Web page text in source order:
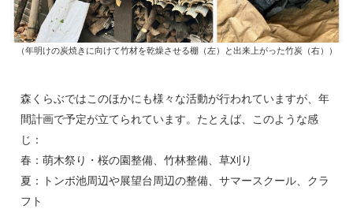
（年明けの炭焼きに向けて竹材を乾燥させる棚（左）と出来上がった竹炭（右））
森くらぶではこのほかにも様々な活動が行われていますが、年
間計画で予定が立てられています。たとえば、このような感
じ：
春：萌木祭り・桜の園整備、竹林整備、草刈り
夏：トンボ池周辺や展望台周辺の整備、サマースクール、クラ
フト